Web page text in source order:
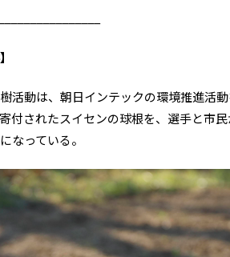
活動は、朝日インテックの環境推進活
付されたスイセンの球根を、選手と市民
なっている。